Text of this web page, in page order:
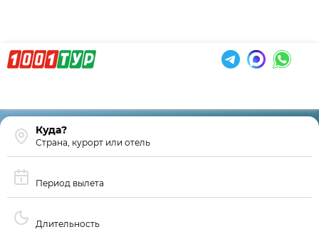
Страна, курорт или отель
Период вылета
Длительность